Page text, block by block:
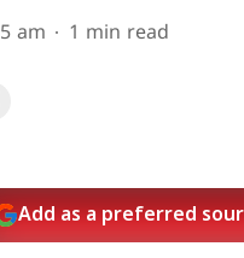
am 1 min read
Add as a preferred